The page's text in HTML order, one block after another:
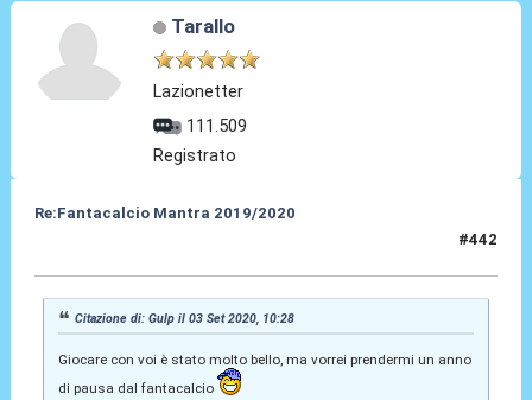
Tarallo
Lazionetter
111.509
Registrato
Re:Fantacalcio Mantra 2019/2020
#442
Citazione di: Gulp il 03 Set 2020, 10:28
Giocare con voi è stato molto bello, ma vorrei prendermi un anno
di pausa dal fantacalcio